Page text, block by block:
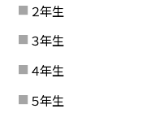
２年生
３年生
４年生
５年生